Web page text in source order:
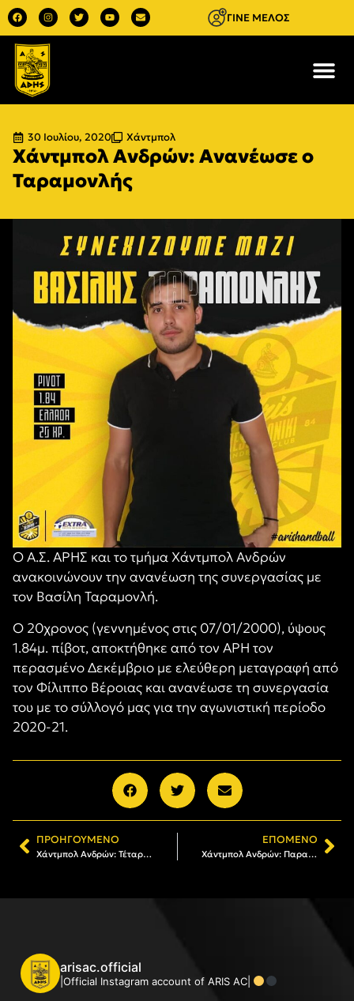
ΓΙΝΕ ΜΕΛΟΣ
30 Ιουλίου, 2020 Χάντμπολ
Χάντμπολ Ανδρών: Ανανέωσε ο
Ταραμονλής
Ο Α.Σ. ΑΡΗΣ και το τμήμα Χάντμπολ Ανδρών
ανακοινώνουν την ανανέωση της συνεργασίας με
τον Βασίλη Ταραμονλή.
Ο 20χρονος (γεννημένος στις 07/01/2000), ύψους
1.84μ. πίβοτ, αποκτήθηκε από τον ΑΡΗ τον
περασμένο Δεκέμβριο με ελεύθερη μεταγραφή από
τον Φίλιππο Βέροιας και ανανέωσε τη συνεργασία
του με το σύλλογό μας για την αγωνιστική περίοδο
2020-21.
ΠΡΟΗΓΟΎΜΕΝΟ
Χάντμπολ Ανδρών: Τέταρτη συνεχόμενη νίκη για τον ΑΡΗ
ΕΠΌΜΕΝΟ
Χάντμπολ Ανδρών: Παραμένει στον ΑΡΗ ο Μπρόικος
arisac.official
|Official Instagram account of ARIS AC|